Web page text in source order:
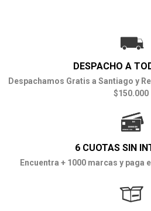
DESPACHO A
Despachamos Gratis a Santiago y
$150.000
6 CUOTAS SIN
Encuentra + 1000 marcas y paga